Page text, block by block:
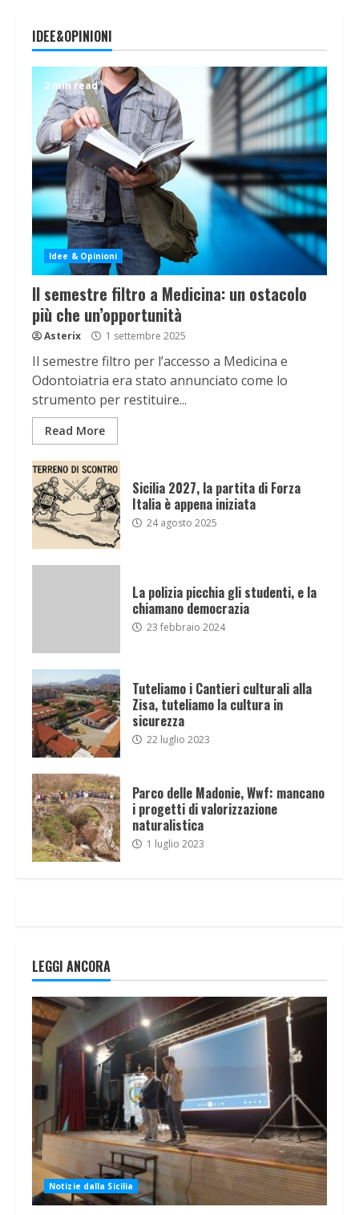
IDEE&OPINIONI
2 min read
Idee & Opinioni
Il semestre filtro a Medicina: un ostacolo
più che un’opportunità
Asterix 1 settembre 2025
Il semestre filtro per l’accesso a Medicina e
Odontoiatria era stato annunciato come lo
strumento per restituire...
Read More
Sicilia 2027, la partita di Forza
Italia è appena iniziata
24 agosto 2025
La polizia picchia gli studenti, e la
chiamano democrazia
23 febbraio 2024
Tuteliamo i Cantieri culturali alla
Zisa, tuteliamo la cultura in
sicurezza
22 luglio 2023
Parco delle Madonie, Wwf: mancano
i progetti di valorizzazione
naturalistica
1 luglio 2023
LEGGI ANCORA
Notizie dalla Sicilia